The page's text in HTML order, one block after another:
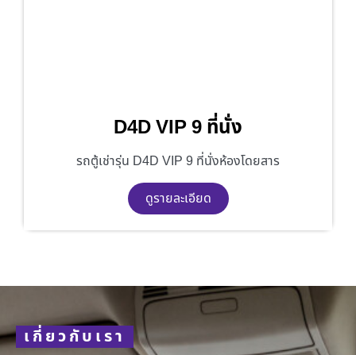
D4D VIP 9 ที่นั่ง
รถตู้เช่ารุ่น D4D VIP 9 ที่นั่งห้องโดยสาร
ดูรายละเอียด
เกี่ยวกับเรา